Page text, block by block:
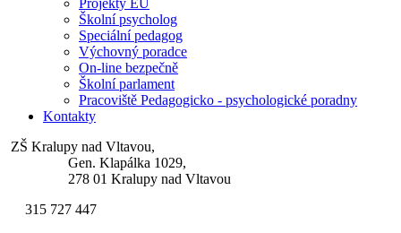
Projekty EU
Školní psycholog
Speciální pedagog
Výchovný poradce
On-line bezpečně
Školní parlament
Pracoviště Pedagogicko - psychologické poradny
Kontakty
ZŠ Kralupy nad Vltavou,
Gen. Klapálka 1029,
278 01 Kralupy nad Vltavou
315 727 447